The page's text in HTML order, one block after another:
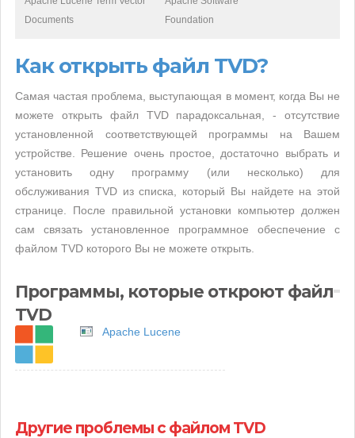
Documents
Foundation
Как открыть файл TVD?
Самая частая проблема, выступающая в момент, когда Вы не
можете открыть файл TVD парадоксальная, - отсутствие
установленной соответствующей программы на Вашем
устройстве. Решение очень простое, достаточно выбрать и
установить одну программу (или несколько) для
обслуживания TVD из списка, который Вы найдете на этой
странице. После правильной установки компьютер должен
сам связать установленное программное обеспечение с
файлом TVD которого Вы не можете открыть.
Программы, которые откроют файл
TVD
Apache Lucene
Другие проблемы с файлом TVD